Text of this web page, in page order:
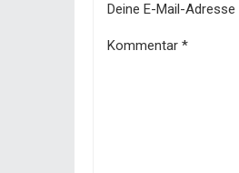
Deine E-Mail-
Kommentar *